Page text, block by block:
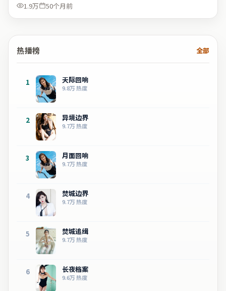
1.9万
50个月前
热播榜 全部
1 天际回响
9.8万热度
2 异境边界
9.7万热度
3 月面回响
9.7万热度
4 焚城边界
9.7万热度
5 焚城追缉
9.7万热度
6 长夜档案
9.6万热度